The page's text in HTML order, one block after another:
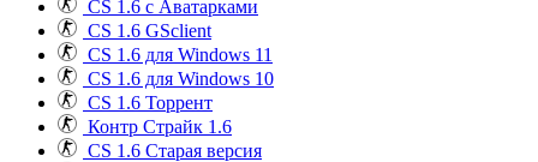
CS 1.6 с Аватарками
CS 1.6 GSclient
CS 1.6 для Windows 11
CS 1.6 для Windows 10
CS 1.6 Торрент
Контр Страйк 1.6
CS 1.6 Старая версия